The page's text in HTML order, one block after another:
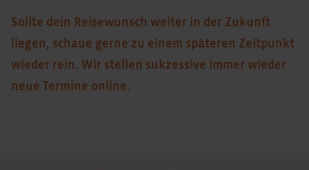
Sollte dein Reisewunsch weiter in der Zukunft
liegen, schaue gerne zu einem späteren Zeitpunkt
wieder rein. Wir stellen sukzessive immer wieder
neue Termine online.